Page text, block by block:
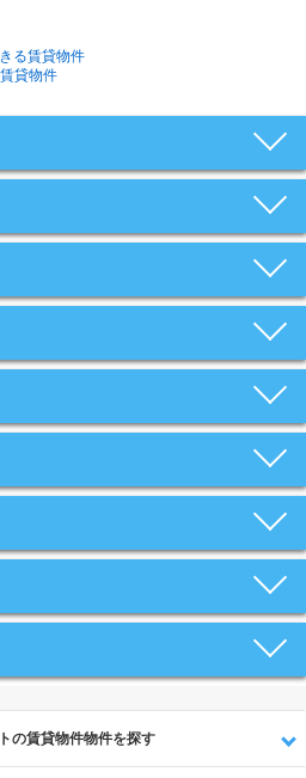
る賃貸物件
貸物件
の賃貸物件物件を探す